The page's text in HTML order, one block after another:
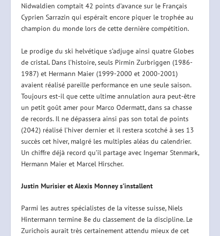
Nidwaldien comptait 42 points d’avance sur le Français
Cyprien Sarrazin qui espérait encore piquer le trophée au
champion du monde lors de cette dernière compétition.
Le prodige du ski helvétique s’adjuge ainsi quatre Globes
de cristal. Dans l’histoire, seuls Pirmin Zurbriggen (1986-
1987) et Hermann Maier (1999-2000 et 2000-2001)
avaient réalisé pareille performance en une seule saison.
Toujours est-il que cette ultime annulation aura peut-être
un petit goût amer pour Marco Odermatt, dans sa chasse
de records. Il ne dépassera ainsi pas son total de points
(2042) réalisé l’hiver dernier et il restera scotché à ses 13
succès cet hiver, malgré les multiples aléas du calendrier.
Un chiffre déjà record qu’il partage avec Ingemar Stenmark,
Hermann Maier et Marcel Hirscher.
Justin Murisier et Alexis Monney s’installent
Parmi les autres spécialistes de la vitesse suisse, Niels
Hintermann termine 8e du classement de la discipline. Le
Zurichois aurait très certainement attendu mieux de cet